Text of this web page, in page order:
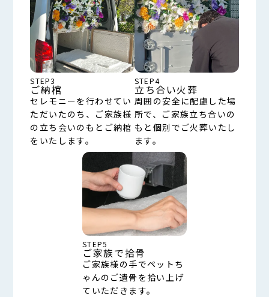
STEP3
ご納棺
セレモニーを行わせてい
ただいたのち、ご家族様
の立ち会いのもとご納棺
をいたします。
STEP4
立ち合い火葬
周囲の安全に配慮した場
所で、ご家族立ち合いの
もと個別でご火葬いたし
ます。
STEP5
ご家族で拾骨
ご家族様の手でペットち
ゃんのご遺骨を拾い上げ
ていただきます。